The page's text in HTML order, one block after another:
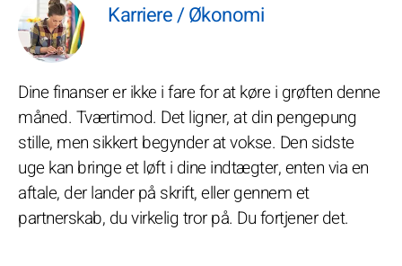
Karriere / Økonomi
Dine finanser er ikke i fare for at køre i grøften denne
måned. Tværtimod. Det ligner, at din pengepung
stille, men sikkert begynder at vokse. Den sidste
uge kan bringe et løft i dine indtægter, enten via en
aftale, der lander på skrift, eller gennem et
partnerskab, du virkelig tror på. Du fortjener det.